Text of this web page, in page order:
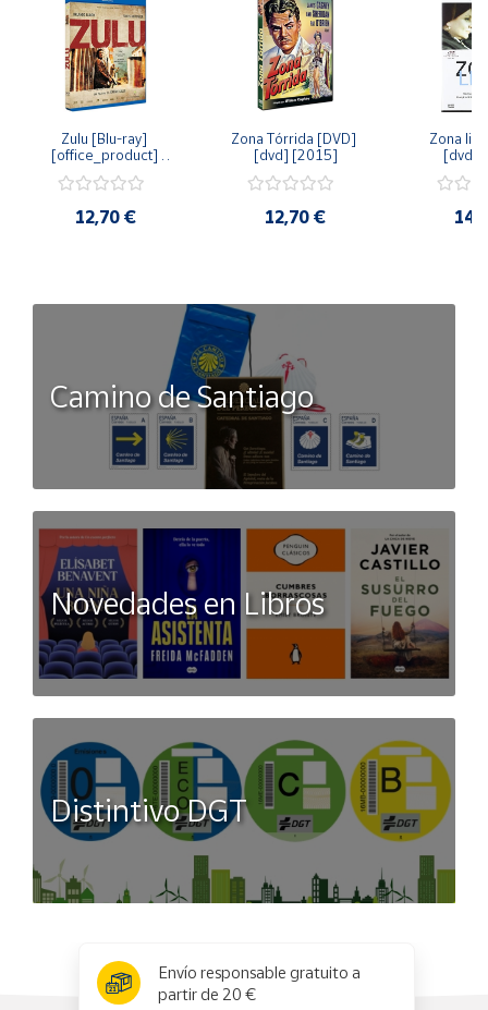
Zulu [Blu-ray]
[office_product]
12,70 €
Zona Tórrida [DVD]
[dvd] [2015]
12,70 €
Zona
[dvd]
Camino de Santiago
Novedades en Libros
Distintivo DGT
Envío responsable gratuito a
partir de 20 €